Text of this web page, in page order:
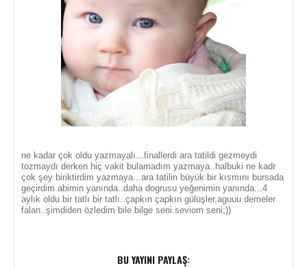
ne kadar çok oldu yazmayalı...finallerdi ara tatildi gezmeydi
tozmaydı derken hiç vakit bulamadım yazmaya..halbuki ne kadr
çok şey biriktirdim yazmaya...ara tatilin büyük bir kısmını bursada
geçirdim abimin yanında..daha dogrusu yeğenimin yanında...4
aylık oldu bir tatlı bir tatlı..çapkın çapkın gülüşler,aguuu demeler
falan..şimdiden özledim bile bilge seni.seviom seni;))
BU YAYINI PAYLAŞ: